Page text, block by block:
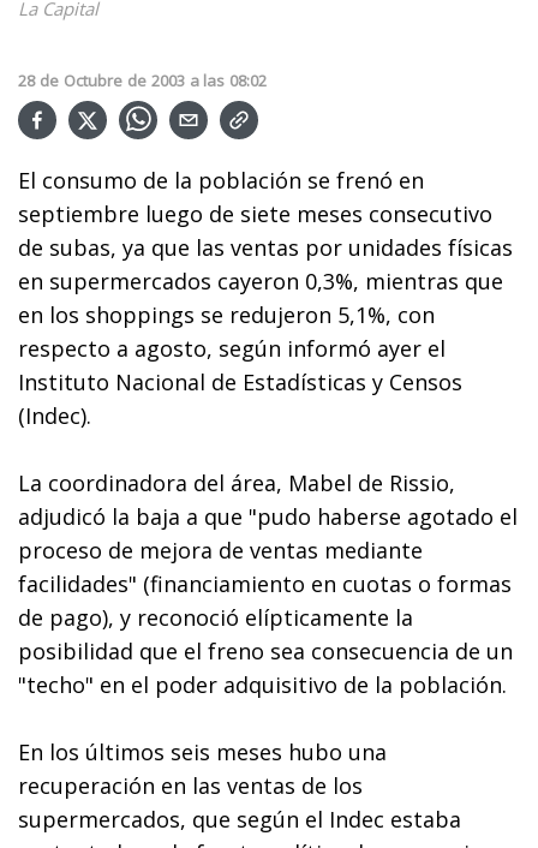
La Capital
28 de Octubre de 2003 a las 08:02
El consumo de la población se frenó en
septiembre luego de siete meses consecutivo
de subas, ya que las ventas por unidades físicas
en supermercados cayeron 0,3%, mientras que
en los shoppings se redujeron 5,1%, con
respecto a agosto, según informó ayer el
Instituto Nacional de Estadísticas y Censos
(Indec).
La coordinadora del área, Mabel de Rissio,
adjudicó la baja a que "pudo haberse agotado el
proceso de mejora de ventas mediante
facilidades" (financiamiento en cuotas o formas
de pago), y reconoció elípticamente la
posibilidad que el freno sea consecuencia de un
"techo" en el poder adquisitivo de la población.
En los últimos seis meses hubo una
recuperación en las ventas de los
supermercados, que según el Indec estaba